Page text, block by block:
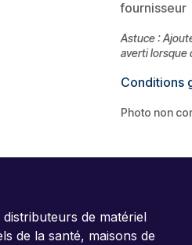
fournisseur
Astuce :
averti lorsque
Conditions
Photo non
de matériel
de la santé, maisons de